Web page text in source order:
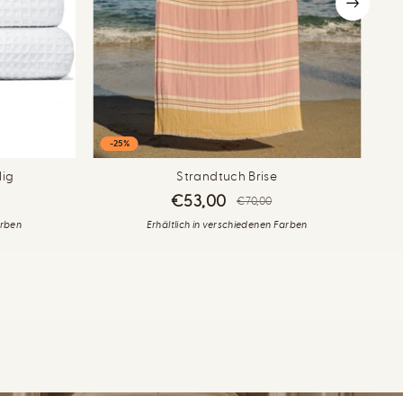
-25%
Strandtuch Brise
€53,00 €70,00
Erhältlich in verschiedenen Farben